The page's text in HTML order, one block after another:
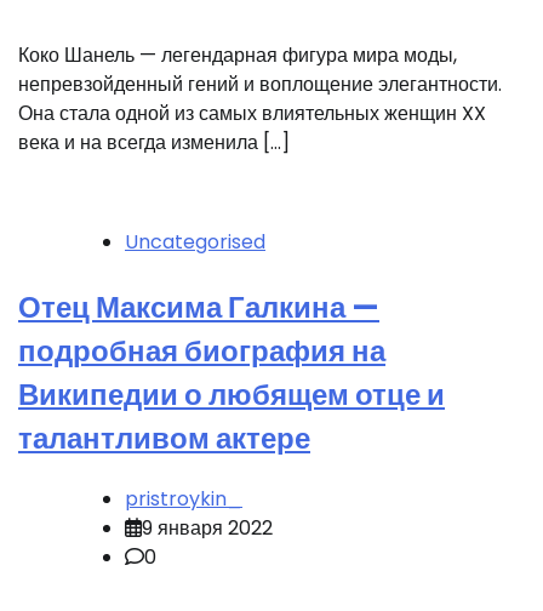
Коко Шанель — легендарная фигура мира моды,
непревзойденный гений и воплощение элегантности.
Она стала одной из самых влиятельных женщин XX
века и на всегда изменила […]
Uncategorised
Отец Максима Галкина —
подробная биография на
Википедии о любящем отце и
талантливом актере
pristroykin_
9 января 2022
0